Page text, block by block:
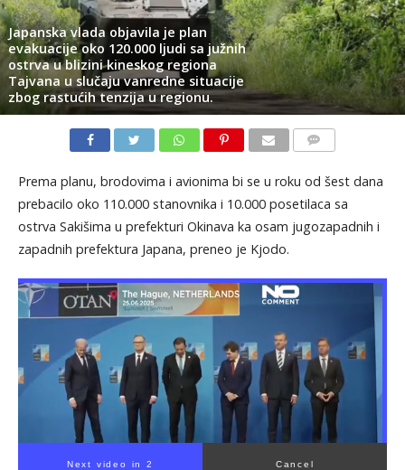
Japanska vlada objavila je plan
evakuacije oko 120.000 ljudi sa južnih
ostrva u blizini kineskog regiona
Tajvana u slučaju vanredne situacije
zbog rastućih tenzija u regionu.
Prema planu, brodovima i avionima bi se u roku od šest dana
prebacilo oko 110.000 stanovnika i 10.000 posetilaca sa
ostrva Sakišima u prefekturi Okinava ka osam jugozapadnih i
zapadnih prefektura Japana, preneo je Kjodo.
Next video in 1 Cancel